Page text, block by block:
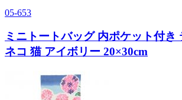
05-653
ミニトートバッグ 内ポケット付き
ネコ 猫 アイボリー 20×30cm